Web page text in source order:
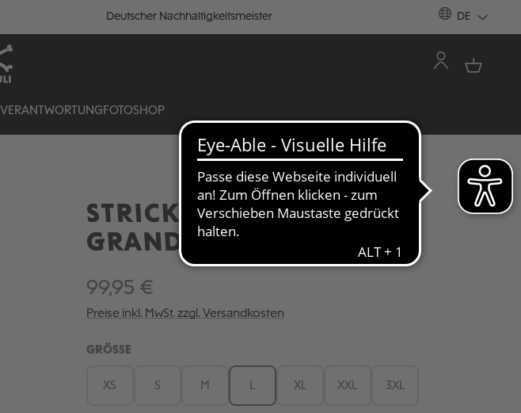
Deutscher Nachhaltigkeitsmeister DE
VERANTWORTUNGFOTOSHOP
STRICKPULLOVER "POLO
GRAND DAD"
99,95 €
Preise inkl. MwSt. zzgl. Versandkosten
GRÖSSE AUSWÄHLEN
XS S M XL XXL 3XL